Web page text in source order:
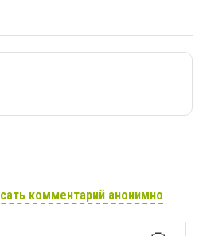
комментарий анонимно